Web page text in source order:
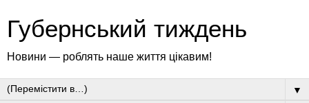
Губернський тиждень
Новини — роблять наше життя цікавим!
▼